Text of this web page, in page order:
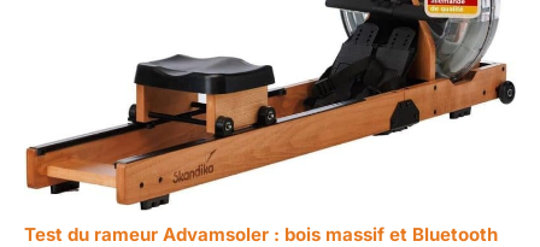
Test du rameur Advamsoler : bois massif et Bluetooth